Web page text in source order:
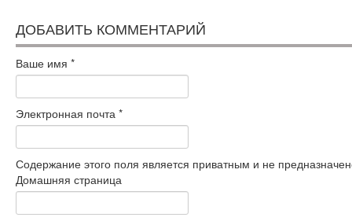
ДОБАВИТЬ КОММЕНТАРИЙ
Ваше имя *
Электронная почта *
Содержание этого поля является приватным и не
Домашняя страница